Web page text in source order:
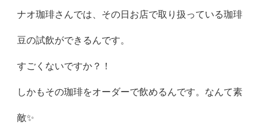
ナオ珈琲さんでは、その日お店で取り扱っている珈琲
豆の試飲ができるんです。
すごくないですか？！
しかもその珈琲をオーダーで飲めるんです。なんて素
敵✨